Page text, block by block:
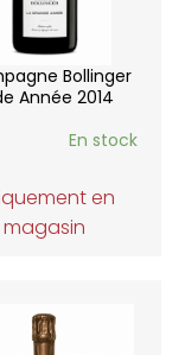
Bollinger
Année 2014
En stock
en
magasin